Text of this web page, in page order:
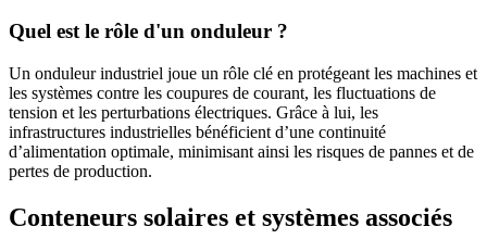
Quel est le rôle d'un onduleur ?
Un onduleur industriel joue un rôle clé en protégeant les machines et
les systèmes contre les coupures de courant, les fluctuations de
tension et les perturbations électriques. Grâce à lui, les
infrastructures industrielles bénéficient d’une continuité
d’alimentation optimale, minimisant ainsi les risques de pannes et de
pertes de production.
Conteneurs solaires et systèmes associés